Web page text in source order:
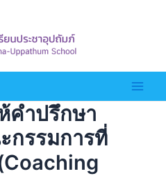
คำปรึกษา
กรรมการที่